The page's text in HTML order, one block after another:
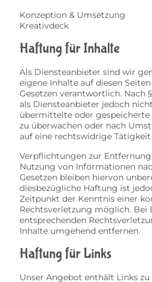
Konzeption & Umsetzung
Kreativdeck
Haftung für Inhalte
Als Diensteanbieter sind wir
eigene Inhalte auf diesen
Gesetzen verantwortlich. Nach
als Diensteanbieter jedoch
übermittelte oder
zu überwachen oder nach
auf eine rechtswidrige Tätigkeit
Verpflichtungen zur
Nutzung von Informationen
Gesetzen bleiben hiervon
diesbezügliche Haftung ist
Zeitpunkt der Kenntnis einer
Rechtsverletzung möglich. Bei
entsprechenden
Inhalte umgehend entfernen.
Haftung für Links
Unser Angebot enthält Links